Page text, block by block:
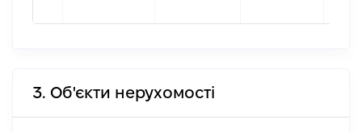
3. Об'єкти нерухомості